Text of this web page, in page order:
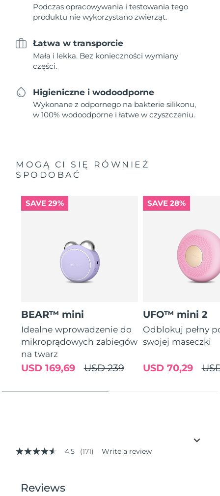
Podczas opracowywania i testowania tego
produktu nie wykorzystano zwierząt.
Łatwa w transporcie
Mała i lekka. Bez konieczności wymiany
części.
Higieniczne i wodoodporne
Wykonane z odpornego na bakterie silikonu,
w 100% wodoodporne i łatwe w czyszczeniu.
MOGĄ CI SIĘ RÓWNIEŻ
SPODOBAĆ
SAVE 29%
BEAR™ mini
Idealne wprowadzenie do
mikroprądowych zabiegów
na twarz
USD 239
USD 169,69
SAVE 28%
UFO™ mini 2
Odblokuj pełny
swojej maseczki
USD 70,29
4.5
stars,
average
4.5 (171) Write a review